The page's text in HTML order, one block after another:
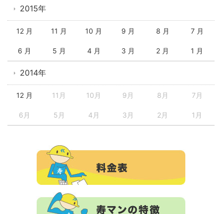
2015年
12 月 11 月 10 月 9 月 8 月 7 月
6 月 5 月 4 月 3 月 2 月 1 月
2014年
12 月 11月 10月 9月 8月 7月
6月 5月 4月 3月 2月 1月